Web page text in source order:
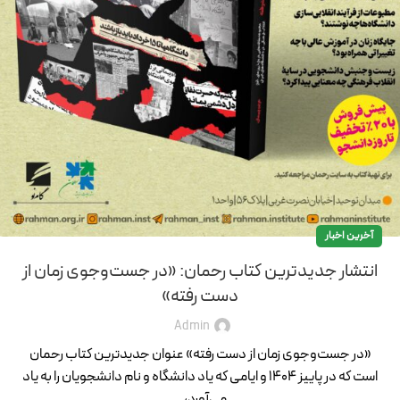
آخرین اخبار
انتشار جدیدترین کتاب رحمان: «در جست‌وجوی زمان از
دست رفته»
Admin
«در جست‌وجوی زمان از دست رفته» عنوان جدیدترین کتاب رحمان
است که در پاییز ۱۴۰۴ و ایامی که یاد دانشگاه و نام دانشجویان را به یاد